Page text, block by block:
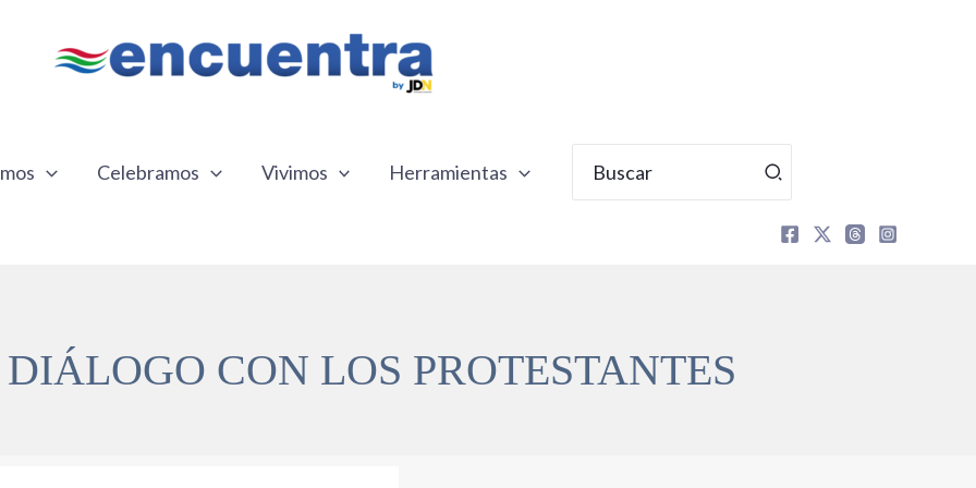
Celebramos Vivimos Herramientas
por:
CON LOS PROTESTANTES